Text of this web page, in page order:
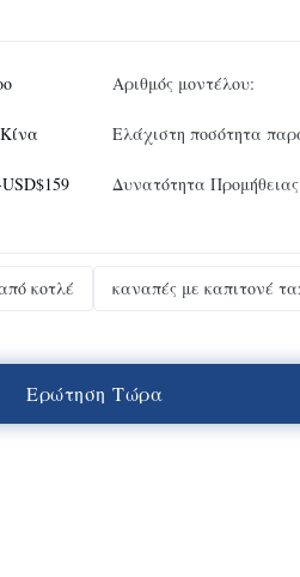
Αριθμός μοντέλου:
Ελάχιστη ποσότητα
Δυνατότητα
κοτλέ
καναπές με καπιτονέ
Ερώτηση Τώρα